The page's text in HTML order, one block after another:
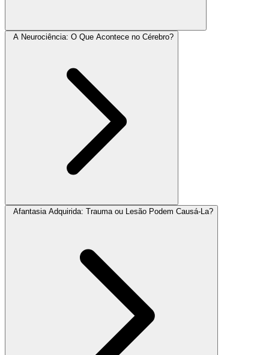
A Neurociência: O Que Acontece no Cérebro?
Afantasia Adquirida: Trauma ou Lesão Podem Causá-La?